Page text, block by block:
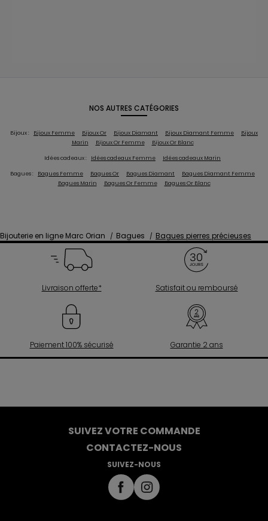
NOS AUTRES CATÉGORIES
Bijoux : Bijoux Femme Bijoux Or Bijoux Diamant Bijoux Diamant Femme
Bijoux
Marin
Bijoux Or Femme Bijoux Or Blanc
Idées cadeaux : Idées cadeaux Femme Idées cadeaux Marin
Bagues : Bagues Femme Bagues Or Bagues Diamant
Bagues Diamant Femme
Bagues Marin
Bagues Or Femme Bagues Or Blanc
Bijouterie en ligne Marc Orian Bagues Bagues pierres précieuses
Livraison offerte* Satisfait ou remboursé
Paiement 100% sécurisé Garantie 2 ans
SUIVEZ VOTRE COMMANDE
CONTACTEZ-NOUS
SUIVEZ-NOUS